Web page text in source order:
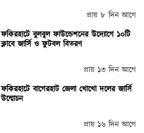
প্রায় ৮ দিন আগে
ফকিরহাটে বুলবুল ফাউন্ডেশনের উদ্যোগে ১০টি
ক্লাবে জার্সি ও ফুটবল বিতরণ
প্রায় ১৩ দিন আগে
ফকিরহাটে বাগেরহাট জেলা খোখো দলের জার্সি
উন্মোচন
প্রায় ১৬ দিন আগে